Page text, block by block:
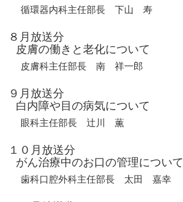
循環器内科主任部長 下山 寿
８月放送分
皮膚の働きと老化について
皮膚科主任部長 南 祥一郎
９月放送分
白内障や目の病気について
眼科主任部長 辻川 薫
１０月放送分
がん治療中のお口の管理について
歯科口腔外科主任部長 太田 嘉幸